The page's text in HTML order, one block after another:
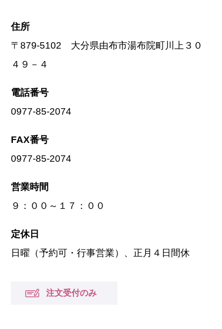
住所
〒879-5102 大分県由布市湯布院町川上３０
４９－４
電話番号
0977-85-2074
FAX番号
0977-85-2074
営業時間
９：００～１７：００
定休日
日曜（予約可・行事営業）、正月４日間休
注文受付のみ